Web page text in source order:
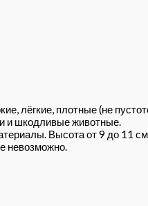
лёгкие, плотные (не
и шкодливые животные.
Высота от 9 до 11
невозможно.